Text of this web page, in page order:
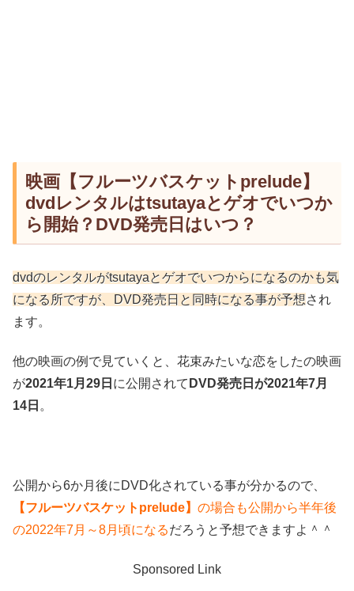
映画【フルーツバスケットprelude】
dvdレンタルはtsutayaとゲオでいつか
ら開始？DVD発売日はいつ？
dvdのレンタルがtsutayaとゲオでいつからになるのかも気
になる所ですが、DVD発売日と同時になる事が予想され
ます。
他の映画の例で見ていくと、花束みたいな恋をしたの映画
が2021年1月29日 に公開されて DVD発売日が2021年7月
14日 。
公開から6か月後にDVD化されている事が分かるので、
【フルーツバスケットprelude】 の場合も公開から半年後
の2022年7月～8月頃になるだろうと予想できますよ＾＾
Sponsored Link